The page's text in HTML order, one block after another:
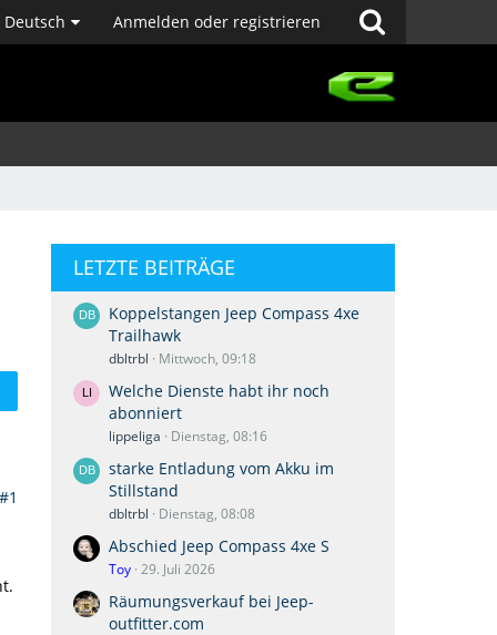
Deutsch Anmelden oder registrieren
#1
LETZTE BEITRÄGE
Koppelstangen Jeep Compass 4xe
Trailhawk
dbltrbl Mittwoch, 09:18
Welche Dienste habt ihr noch
abonniert
lippeliga Dienstag, 08:16
starke Entladung vom Akku im
Stillstand
dbltrbl Dienstag, 08:08
Abschied Jeep Compass 4xe S
Toy 29. Juli 2026
Räumungsverkauf bei Jeep-
outfitter.com